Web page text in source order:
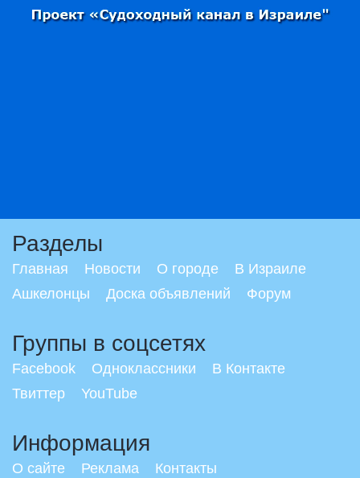
Разделы
Главная Новости О городе
В Израиле
Ашкелонцы
Доска объявлений Форум
Группы в соцсетях
Facebook Одноклассники
В Контакте
Твиттер
YouTube
Информация
О сайте Реклама Контакты